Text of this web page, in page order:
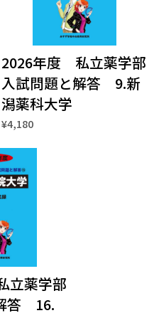
2026年度 私立薬学部
入試問題と解答 9.新
潟薬科大学
¥4,180
立薬学部
答 16.